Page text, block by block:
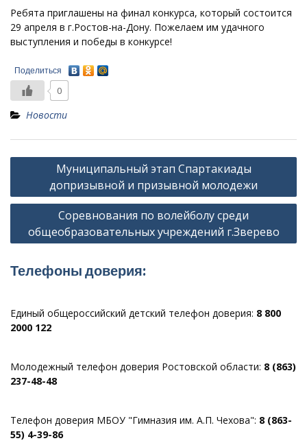
Ребята приглашены на финал конкурса, который состоится
29 апреля в г.Ростов-на-Дону. Пожелаем им удачного
выступления и победы в конкурсе!
Поделиться
0
Новости
Навигация
записям
Муниципальный этап Спартакиады
допризывной и призывной молодежи
Соревнования по волейболу среди
общеобразовательных учреждений г.Зверево
Телефоны доверия:
Единый общероссийский детский телефон доверия: 8 800
2000 122
Молодежный телефон доверия Ростовской области: 8 (863)
237-48-48
Телефон доверия МБОУ "Гимназия им. А.П. Чехова": 8 (863-
55) 4-39-86